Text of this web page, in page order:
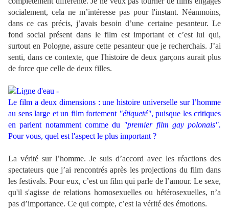
socialement, cela ne m’intéresse pas pour l'instant. Néanmoins,
dans ce cas précis, j’avais besoin d’une certaine pesanteur. Le
fond social présent dans le film est important et c’est lui qui,
surtout en Pologne, assure cette pesanteur que je recherchais. J’ai
senti, dans ce contexte, que l'histoire de deux garçons aurait plus
de force que celle de deux filles.
Le film a deux dimensions : une histoire universelle sur l’homme
au sens large et un film fortement "étiqueté", puisque les critiques
en parlent notamment comme du "premier film gay polonais".
Pour vous, quel est l'aspect le plus important ?
La vérité sur l’homme. Je suis d’accord avec les réactions des
spectateurs que j’ai rencontrés après les projections du film dans
les festivals. Pour eux, c’est un film qui parle de l’amour. Le sexe,
qu'il s'agisse de relations homosexuelles ou hétérosexuelles, n’a
pas d’importance. Ce qui compte, c’est la vérité des émotions.